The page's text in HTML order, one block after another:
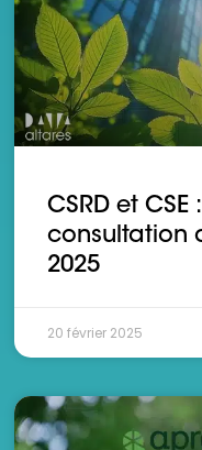
CSRD et
consultation
2025
20 février 2025